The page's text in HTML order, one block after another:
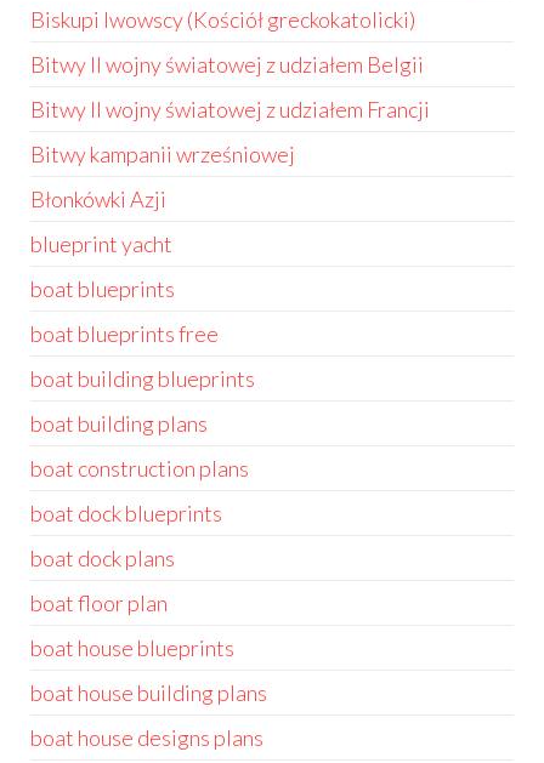
Biskupi lwowscy (Kościół greckokatolicki)
Bitwy II wojny światowej z udziałem Belgii
Bitwy II wojny światowej z udziałem Francji
Bitwy kampanii wrześniowej
Błonkówki Azji
blueprint yacht
boat blueprints
boat blueprints free
boat building blueprints
boat building plans
boat construction plans
boat dock blueprints
boat dock plans
boat floor plan
boat house blueprints
boat house building plans
boat house designs plans